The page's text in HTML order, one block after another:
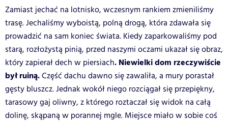
Zamiast jechać na lotnisko, wczesnym rankiem zmieniliśmy
trasę. Jechaliśmy wyboistą, polną drogą, która zdawała się
prowadzić na sam koniec świata. Kiedy zaparkowaliśmy pod
starą, rozłożystą pinią, przed naszymi oczami ukazał się obraz,
który zapierał dech w piersiach. Niewielki dom rzeczywiście
był ruiną.Część dachu dawno się zawaliła, a mury porastał
gęsty bluszcz. Jednak wokół niego rozciągał się przepiękny,
tarasowy gaj oliwny, z którego roztaczał się widok na całą
dolinę, skąpaną w porannej mgle. Miejsce miało w sobie coś